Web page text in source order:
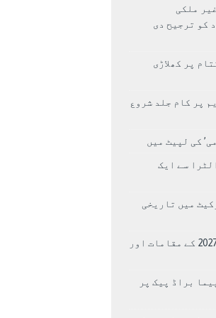
ملکی
کو ترجیح دی
پر کھلاڑی
پر کام جلد شروع
کی لپیٹ میں
سام سنگ گلیکسی ایس 27 الٹرا سے ایک
میں تاریخی
مردوں کے کرکٹ ورلڈ کپ 2027 کے مقامات اور
سمیت 10 کوہ پیما براڈ پیک پر